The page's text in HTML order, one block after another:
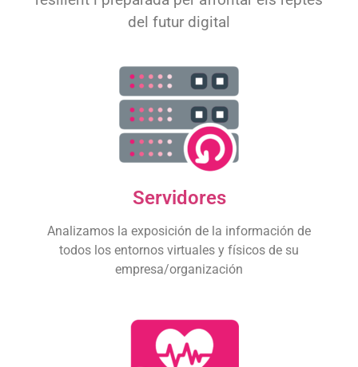
Servidores
Analizamos la exposición de la información de
todos los entornos virtuales y físicos de su